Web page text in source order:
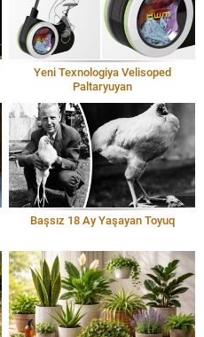
Yeni Texnologiya Velisoped
Paltaryuyan
Başsız 18 Ay Yaşayan Toyuq